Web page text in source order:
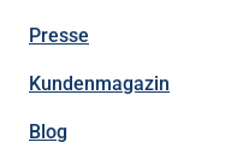
Presse
Kundenmagazin
Blog